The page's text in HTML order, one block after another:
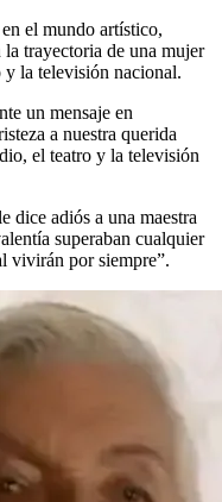
el mundo artístico,
la trayectoria de una mujer
y la televisión nacional.
un mensaje en
a nuestra querida
el teatro y la televisión
dice adiós a una maestra
superaban cualquier
vivirán por siempre”.